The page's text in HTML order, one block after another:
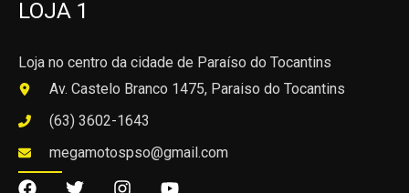
LOJA 1
Loja no centro da cidade de Paraíso do Tocantins
Av. Castelo Branco 1475, Paraiso do Tocantins
(63) 3602-1643
megamotospso@gmail.com